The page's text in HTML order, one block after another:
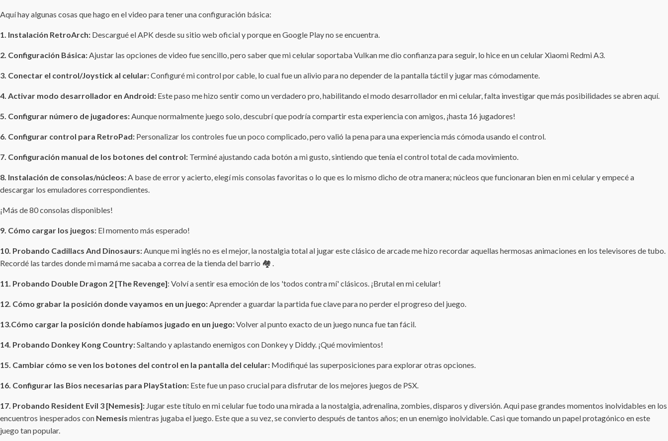
Aquí hay algunas cosas que hago en el video para tener una configuración básica:
1. Instalación RetroArch: Descargué el APK desde su sitio web oficial y porque en Google Play no se encuentra.
2. Configuración Básica:Ajustar las opciones de video fue sencillo, pero saber que mi celular soportaba Vulkan me dio confianza para seguir, lo hice en un celular Xiaomi Redmi A3.
3. Conectar el control/Joystick al celular:Configuré mi control por cable, lo cual fue un alivio para no depender de la pantalla táctil y jugar mas cómodamente.
4. Activar modo desarrollador en Android: Este paso me hizo sentir como un verdadero pro, habilitando el modo desarrollador en mi celular, falta investigar que más posibilidades se abren aquí.
5. Configurar número de jugadores:Aunque normalmente juego solo, descubrí que podría compartir esta experiencia con amigos, ¡hasta 16 jugadores!
6. Configurar control para RetroPad: Personalizar los controles fue un poco complicado, pero valió la pena para una experiencia más cómoda usando el control.
7. Configuración manual de los botones del control: Terminé ajustando cada botón a mi gusto, sintiendo que tenía el control total de cada movimiento.
8. Instalación de consolas/núcleos:A base de error y acierto, elegí mis consolas favoritas o lo que es lo mismo dicho de otra manera; núcleos que funcionaran bien en mi celular y empecé a
descargar los emuladores correspondientes.
¡Más de 80 consolas disponibles!
9. Cómo cargar los juegos: El momento más esperado!
10. Probando Cadillacs And Dinosaurs:Aunque mi inglés no es el mejor, la nostalgia total al jugar este clásico de arcade me hizo recordar aquellas hermosas animaciones en los televisores de tubo.
Recordé las tardes donde mi mamá me sacaba a correa de la tienda del barrio 🏘️ .
11. Probando Double Dragon 2 [The Revenge]: Volví a sentir esa emoción de los 'todos contra mí' clásicos. ¡Brutal en mi celular!
12. Cómo grabar la posición donde vayamos en un juego:Aprender a guardar la partida fue clave para no perder el progreso del juego.
13.Cómo cargar la posición donde habíamos jugado en un juego:Volver al punto exacto de un juego nunca fue tan fácil.
14. Probando Donkey Kong Country:Saltando y aplastando enemigos con Donkey y Diddy. ¡Qué movimientos!
15. Cambiar cómo se ven los botones del control en la pantalla del celular: Modifiqué las superposiciones para explorar otras opciones.
16. Configurar las Bios necesarias para PlayStation: Este fue un paso crucial para disfrutar de los mejores juegos de PSX.
17. Probando Resident Evil 3 [Nemesis]: Jugar este título en mi celular fue todo una mirada a la nostalgia, adrenalina, zombies, disparos y diversión. Aqui pase grandes momentos inolvidables en los
encuentros inesperados con Nemesis mientras jugaba el juego. Este que a su vez, se convierto después de tantos años; en un enemigo inolvidable. Casi que tomando un papel protagónico en este
juego tan popular.